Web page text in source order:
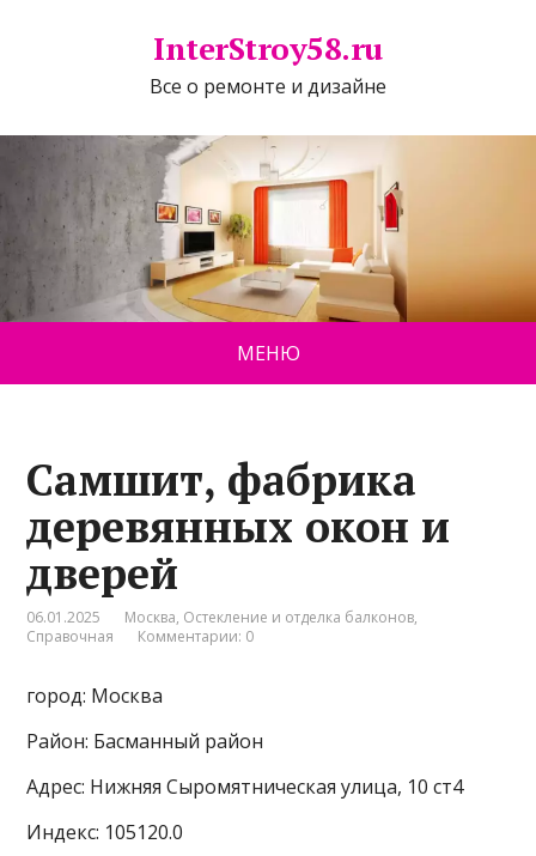
InterStroy58.ru
Все о ремонте и дизайне
МЕНЮ
Самшит, фабрика
деревянных окон и
дверей
06.01.2025 Москва, Остекление и отделка балконов,
Справочная
Комментарии: 0
город: Москва
Район: Басманный район
Адрес: Нижняя Сыромятническая улица, 10 ст4
Индекс: 105120.0